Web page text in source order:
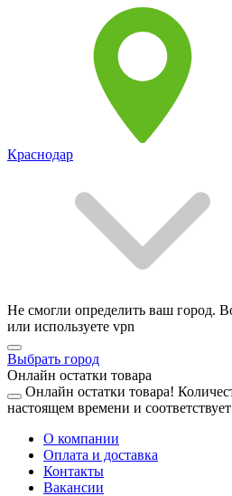
Краснодар
Не смогли определить ваш город.
или используете vpn
Выбрать город
Онлайн остатки товара
Онлайн остатки товара!
настоящем времени и
О компании
Оплата и доставка
Контакты
Вакансии